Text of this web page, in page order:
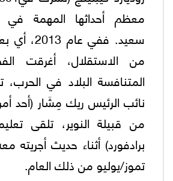
معظم أحداثها المهمة في
سعيد. ففي
من الاستقلال، أغرقت
المتنافسة البلاد في
نائب الرئيس ريك مِشَار (أحد
من قبيلة النوير، تلقى
برادفورد) أثناء حديث
تموز/يوليو من ذلك العام.